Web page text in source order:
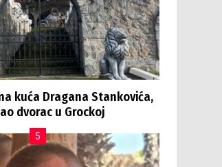
kuća Dragana Stankovića,
dvorac u Grockoj